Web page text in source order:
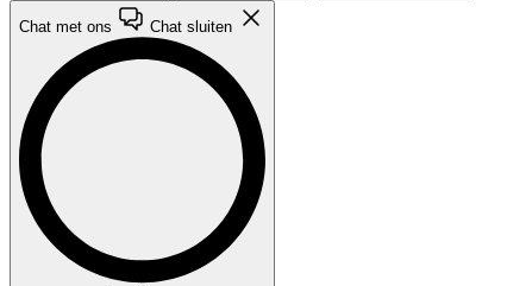
Chat met ons Chat sluiten